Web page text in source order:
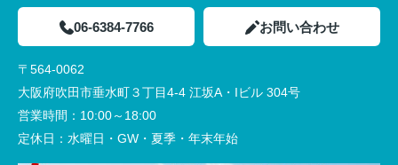
06-6384-7766 お問い合わせ
〒564-0062
大阪府吹田市垂水町３丁目4-4 江坂A・Iビル 304号
営業時間： 10:00～18:00
定休日： 水曜日・GW・夏季・年末年始